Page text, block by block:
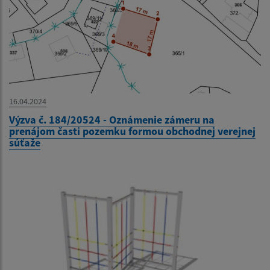
16.04.2024
Výzva č. 184/20524 - Oznámenie zámeru na
prenájom časti pozemku formou obchodnej verejnej
súťaže